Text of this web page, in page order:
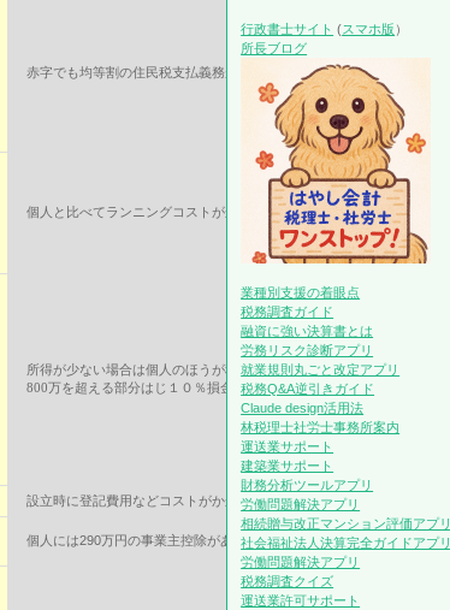
赤字でも均等割の住民税支払義務がある。
個人と比べてランニングコストがかかる。（登記費用、会計費用）
所得が少ない場合は個人のほうが税率負担が低い場合がある交際費
800万を超える部分はじ１０％損金不算入（中小企業）
設立時に登記費用などコストがかかる。
個人には290万円の事業主控除がある。税率も有利
行政書士サイト (スマホ版 ）
所長ブログ
業種別支援の着眼点
税務調査ガイド
融資に強い決算書とは
労務リスク診断アプリ
就業規則丸ごと改定アプリ
税務Q&A逆引きガイド
Claude design活用法
林税理士社労士事務所案内
運送業サポート
建築業サポート
財務分析ツールアプリ
労働問題解決アプリ
相続贈与改正マンション評価アプリ
社会福祉法人決算完全ガイドアプリ
労働問題解決アプリ
税務調査クイズ
運送業許可サポート